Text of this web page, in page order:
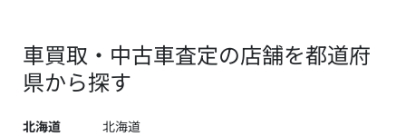
車買取・中古車査定の店舗を都道府
県から探す
北海道 北海道